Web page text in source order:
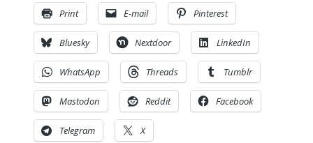
Print E-mail Pinterest
Bluesky Nextdoor LinkedIn
WhatsApp Threads Tumblr
Mastodon Reddit Facebook
Telegram X